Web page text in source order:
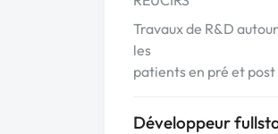
Travaux de R&D
les
patients en pré et
Développeur